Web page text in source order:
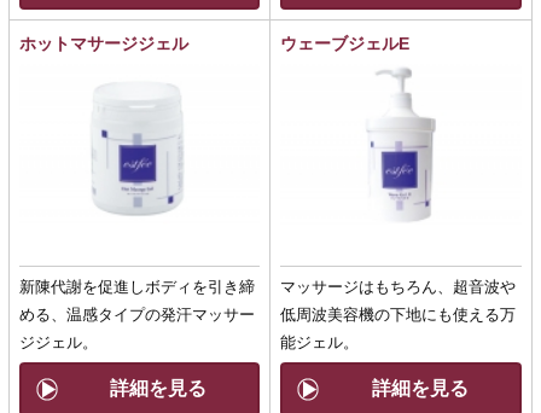
ホットマサージジェル ウェーブジェルE
新陳代謝を促進しボディを引き締
める、温感タイプの発汗マッサー
ジジェル。
マッサージはもちろん、超音波や
低周波美容機の下地にも使える万
能ジェル。
詳細を見る 詳細を見る